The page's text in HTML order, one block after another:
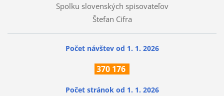
Spolku slovenských spisovateľov
Štefan Cifra
Počet návštev od 1. 1. 2026
370 176
Počet stránok od 1. 1. 2026